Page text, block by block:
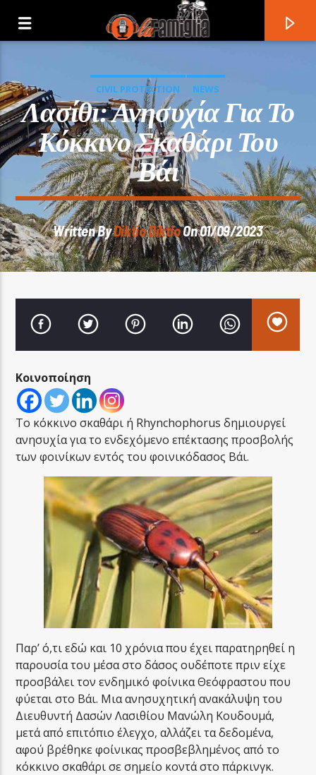
Current Track
LA FAMIGLIA RADIO
LA FAMIGLIA ΝΗΣΙΩΤΙΚΑ
CIVIL PROTECTION NEWS
Λασίθι: Ανησυχία Για Το
Κόκκινο Σκαθάρι Του
Βάι
Written ByDiktio DiktioOn 01/09/2023
Κοινοποίηση
Το κόκκινο σκαθάρι ή Rhynchophorus δημιουργεί
ανησυχία για το ενδεχόμενο επέκτασης προσβολής
των φοινίκων εντός του φοινικόδασος Βάι.
Παρ’ ό,τι εδώ και 10 χρόνια που έχει παρατηρηθεί η
παρουσία του μέσα στο δάσος ουδέποτε πριν είχε
προσβάλει τον ενδημικό φοίνικα Θεόφραστου που
φύεται στο Βάι. Μια ανησυχητική ανακάλυψη του
Διευθυντή Δασών Λασιθίου Μανώλη Κουδουμά,
μετά από επιτόπιο έλεγχο, αλλάζει τα δεδομένα,
αφού βρέθηκε φοίνικας προσβεβλημένος από το
κόκκινο σκαθάρι σε σημείο κοντά στο πάρκινγκ.